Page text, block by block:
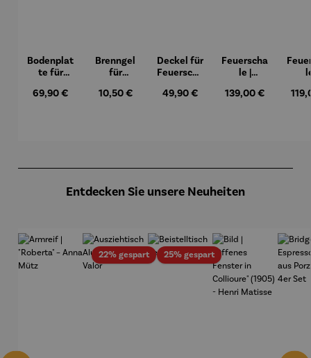
Bodenplat
te für
rund Ø 70
Regulärer Preis:
69,90 €
Brenngel
für
telle -
Regulärer Preis:
10,50 €
Deckel für
Feuerscha
Rand - Ø
Regulärer Preis:
49,90 €
Feuerscha
le |
on
Regulärer Preis:
139,00 €
Entdecken Sie unsere Neuheiten
22% gespartRabatt25% gespartRabatt